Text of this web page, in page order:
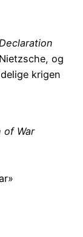
og
krigen
of War